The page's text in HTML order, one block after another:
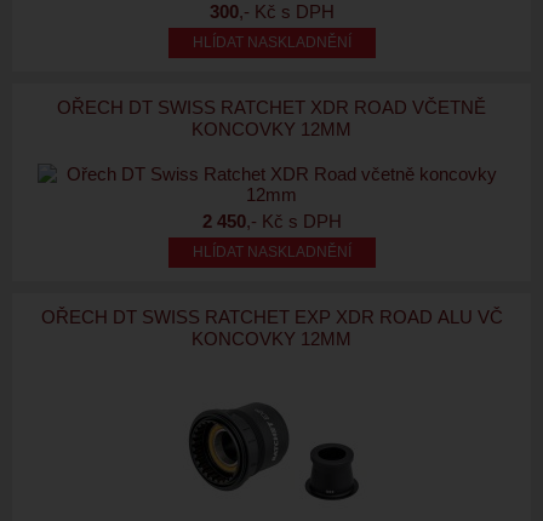
300,- Kč s DPH
HLÍDAT NASKLADNĚNÍ
OŘECH DT SWISS RATCHET XDR ROAD VČETNĚ
KONCOVKY 12MM
2 450,- Kč s DPH
HLÍDAT NASKLADNĚNÍ
OŘECH DT SWISS RATCHET EXP XDR ROAD ALU VČ
KONCOVKY 12MM